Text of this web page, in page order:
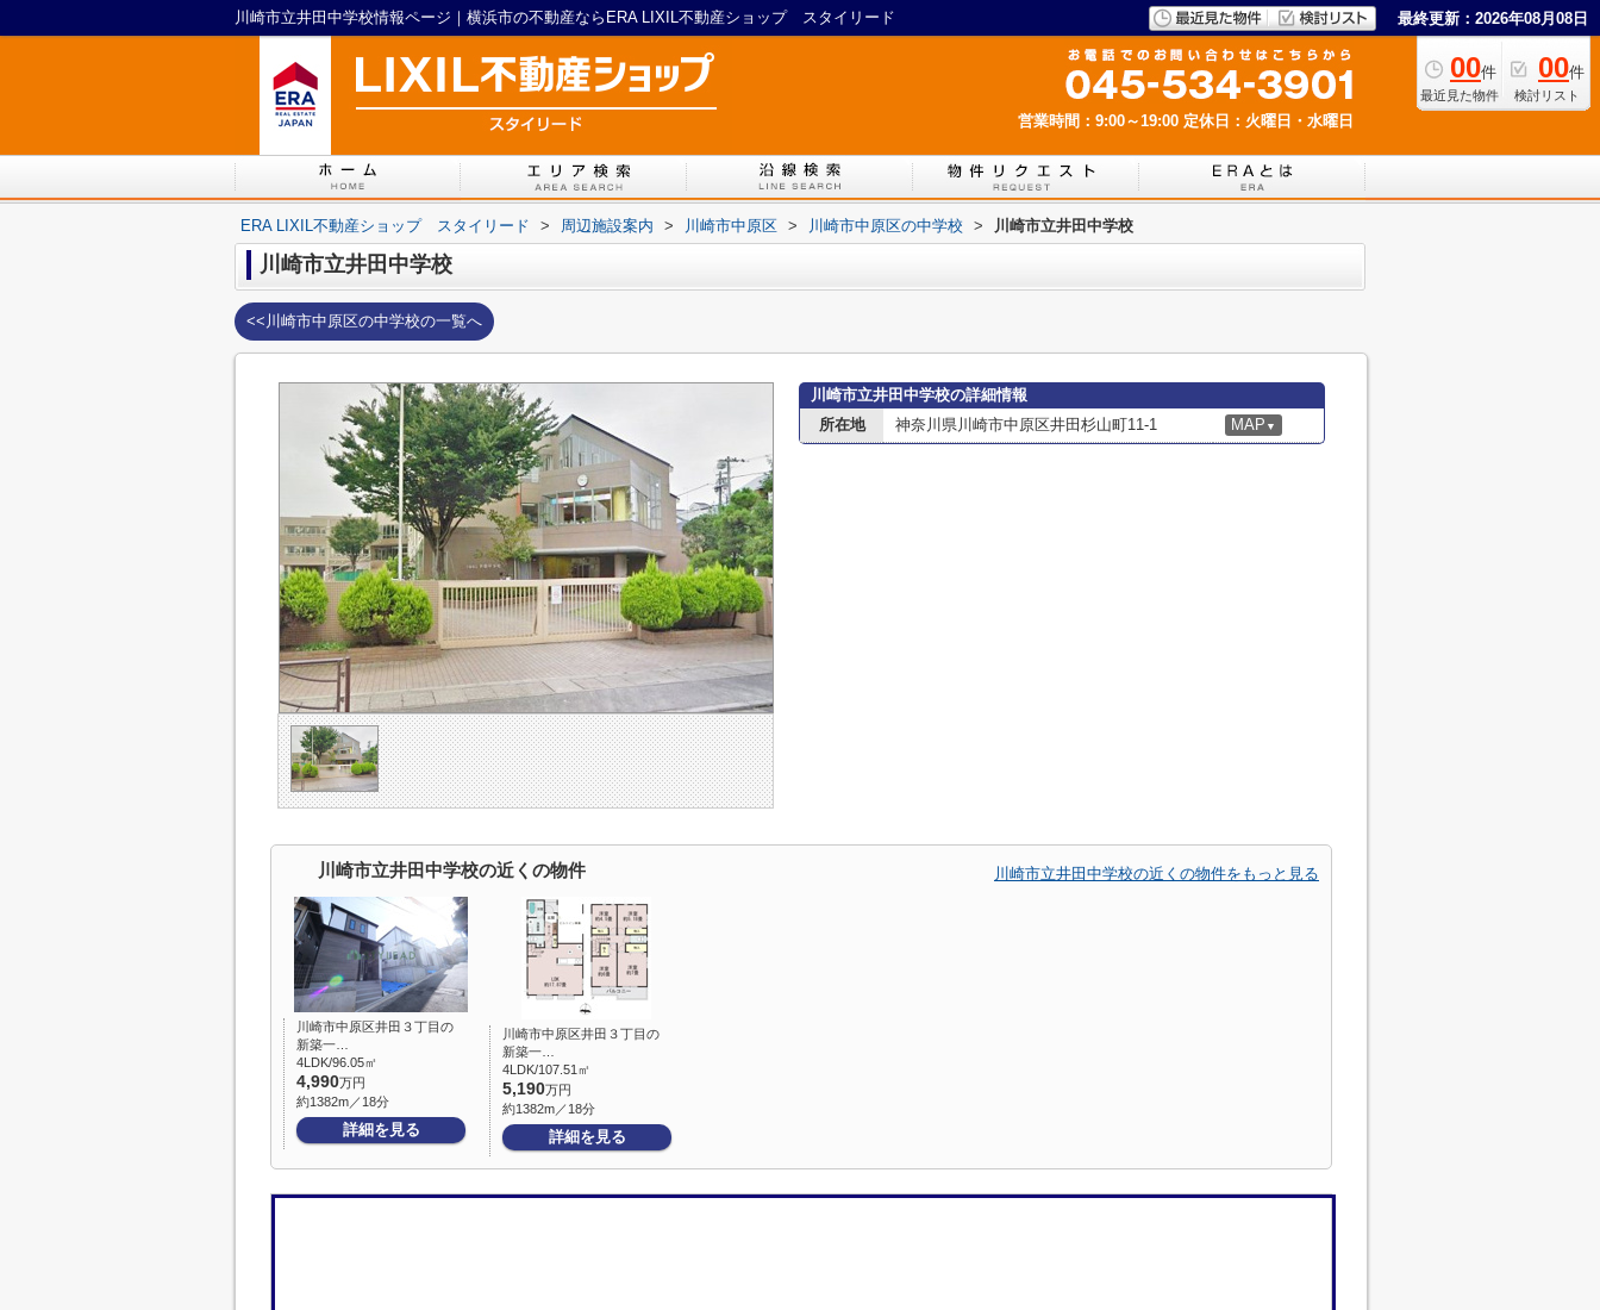
川崎市立井田中学校情報ページ｜横浜市の不動産ならERA LIXIL不動産ショップ スタイリード 最終更新：2026年08月08日
00件
最近見た物件
00件
検討リスト
営業時間：9:00～19:00 定休日：火曜日・水曜日
ERA LIXIL不動産ショップ スタイリード > 周辺施設案内 > 川崎市中原区 > 川崎市中原区の中学校 > 川崎市立井田中学校
川崎市立井田中学校
<<川崎市中原区の中学校の一覧へ
川崎市立井田中学校の詳細情報
所在地
神奈川県川崎市中原区井田杉山町11-1 MAP ▼
川崎市立井田中学校の近くの物件 川崎市立井田中学校の近くの物件をもっと見る
川崎市中原区井田３丁目の
新築一…
4LDK/96.05㎡
4,990万円
約1382m／18分
詳細を見る
川崎市中原区井田３丁目の
新築一…
4LDK/107.51㎡
5,190万円
約1382m／18分
詳細を見る